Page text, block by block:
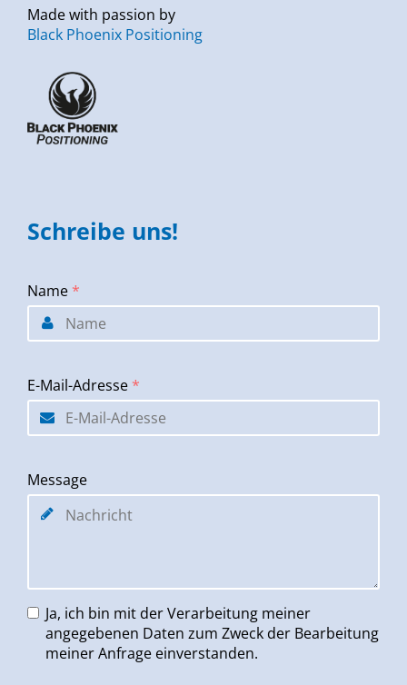
Made with passion by
Black Phoenix Positioning
Schreibe uns!
Name *
E-Mail-Adresse *
Message
Ja, ich bin mit der Verarbeitung meiner
angegebenen Daten zum Zweck der Bearbeitung
meiner Anfrage einverstanden.